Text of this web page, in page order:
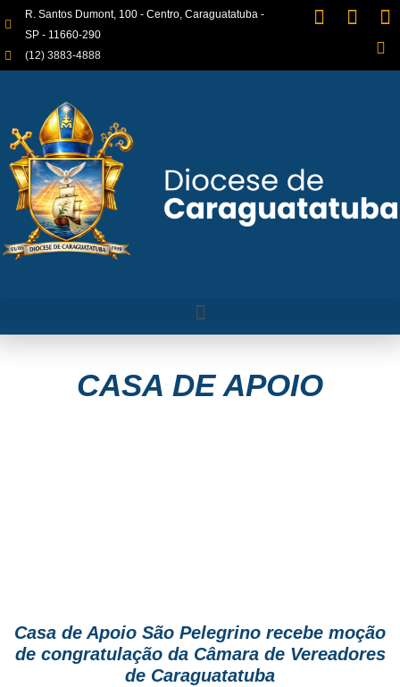
R. Santos Dumont, 100 - Centro, Caraguatatuba -
SP - 11660-290
(12) 3883-4888
CASA DE APOIO
Casa de Apoio São Pelegrino recebe moção
de congratulação da Câmara de Vereadores
de Caraguatatuba